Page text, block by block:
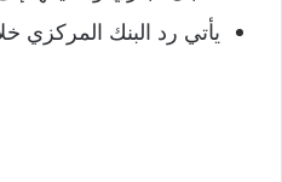
يأتي رد البنك المركزي خلال 6